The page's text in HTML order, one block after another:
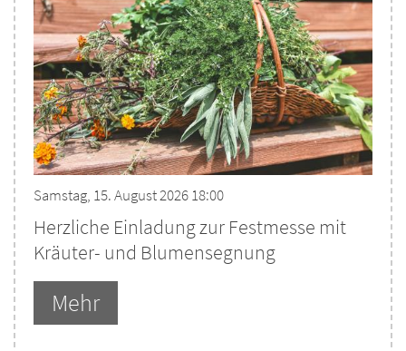
Samstag, 15. August 2026 18:00
Herzliche Einladung zur Festmesse mit
Kräuter- und Blumensegnung
Mehr